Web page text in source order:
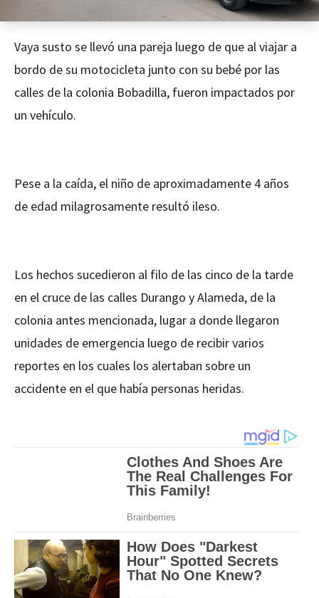
Vaya susto se llevó una pareja luego de que al viajar a
bordo de su motocicleta junto con su bebé por las
calles de la colonia Bobadilla, fueron impactados por
un vehículo.
Pese a la caída, el niño de aproximadamente 4 años
de edad milagrosamente resultó ileso.
Los hechos sucedieron al filo de las cinco de la tarde
en el cruce de las calles Durango y Alameda, de la
colonia antes mencionada, lugar a donde llegaron
unidades de emergencia luego de recibir varios
reportes en los cuales los alertaban sobre un
accidente en el que había personas heridas.